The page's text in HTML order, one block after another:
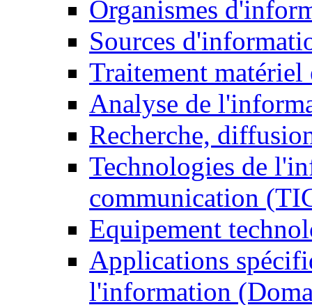
Organismes
Sources
Traitement matériel
Analyse de
Recherche,
Technologies de
communication
Equipement
Applications
l'information